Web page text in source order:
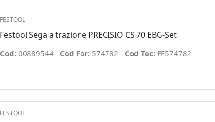
FESTOOL
Festool Sega a trazione PRECISIO CS 70 EBG-Set
Cod: 00889544 Cod For: 574782 Cod Tec: FE574782
FESTOOL